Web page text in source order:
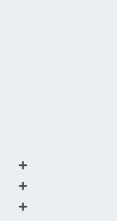
+
+
+